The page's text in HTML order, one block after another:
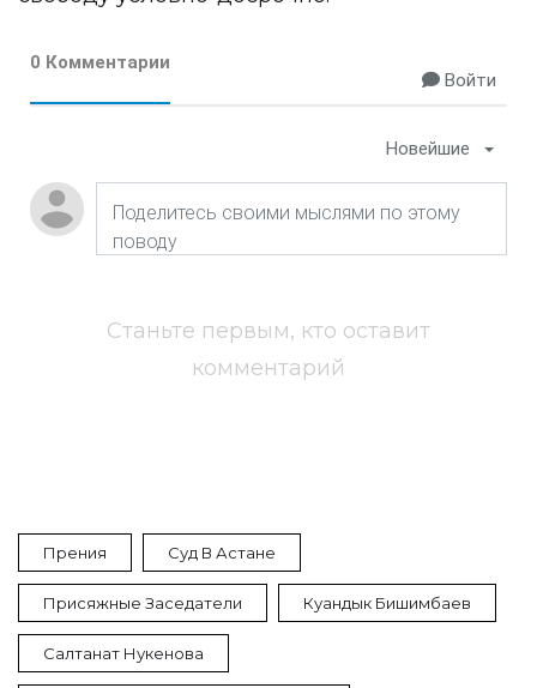
0 Комментарии
Войти
Новейшие
Станьте первым, кто оставит
комментарий
Прения Суд В Астане
Присяжные Заседатели Куандык Бишимбаев
Салтанат Нукенова